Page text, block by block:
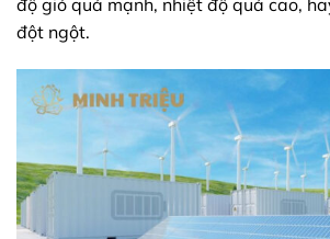
độ gió quá mạnh, nhiệt độ quá cao,
đột ngột.